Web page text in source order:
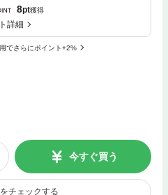
8pt獲得
詳細
でさらにポイント+2%
今すぐ買う
チェックする